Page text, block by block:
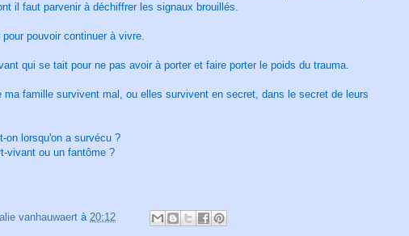
il faut parvenir à déchiffrer les signaux brouillés.
pour pouvoir continuer à vivre.
qui se tait pour ne pas avoir à porter et faire porter le poids du trauma.
ma famille survivent mal, ou elles survivent en secret, dans le secret de leurs
on lorsqu'on a survécu ?
vivant ou un fantôme ?
vanhauwaert à 20:12